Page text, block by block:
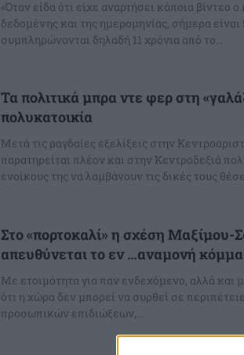
«Όταν είδα ότι είχε αναρτήσει κάποια βίντεο ο
δεδομένης και της ημερομηνίας, σήμερα είναι
συμπληρώνονται δηλαδή 11 χρόνια από το...
Τα πολιτικά μπρα ντε φερ στη
πολυκατοικία
Μετά τις ραγδαίες εξελίξεις στην
παρατηρείται πλέον και στην Κεντροδεξιά
ενοίκους της να λαμβάνουν τις δικές τους
Στο «πορτοκαλί» η σχέση
απευθύνεται το εν …αναμονή κόμμα
Με ετοιμότητα για παν ενδεχόμενο, αλλά και
ότι η χώρα δεν μπορεί να συρθεί σε
προσωπικών επιδιώξεων,...